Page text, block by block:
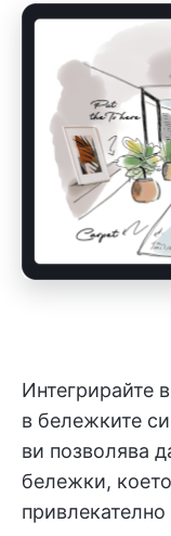
Интегрирайте
в бележките
ви позволява
бележки,